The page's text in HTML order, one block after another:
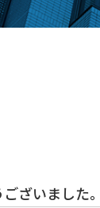
ざいました。